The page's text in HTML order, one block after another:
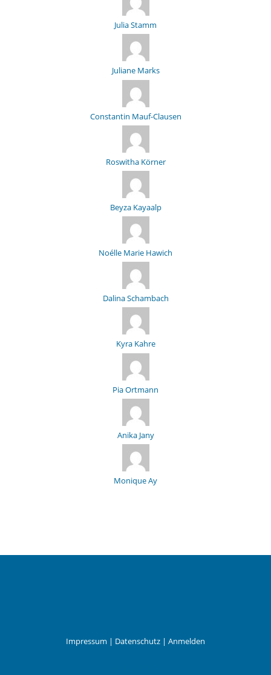
Julia Stamm
Juliane Marks
Constantin Mauf-Clausen
Roswitha Körner
Beyza Kayaalp
Noélle Marie Hawich
Dalina Schambach
Kyra Kahre
Pia Ortmann
Anika Jany
Monique Ay
Impressum | Datenschutz | Anmelden